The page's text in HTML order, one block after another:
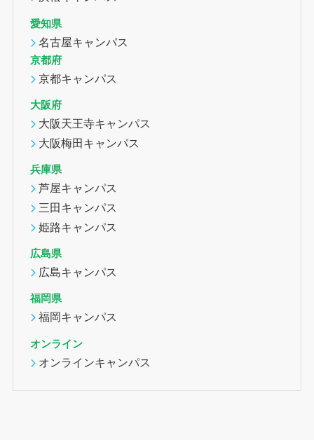
愛知県
名古屋キャンパス
京都府
京都キャンパス
大阪府
大阪天王寺キャンパス
大阪梅田キャンパス
兵庫県
芦屋キャンパス
三田キャンパス
姫路キャンパス
広島県
広島キャンパス
福岡県
福岡キャンパス
オンライン
オンラインキャンパス